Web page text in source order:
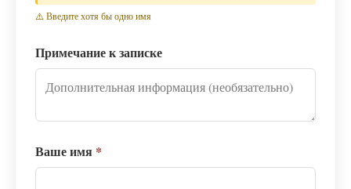
⚠️ Введите хотя бы одно имя
Примечание к записке
Ваше имя *